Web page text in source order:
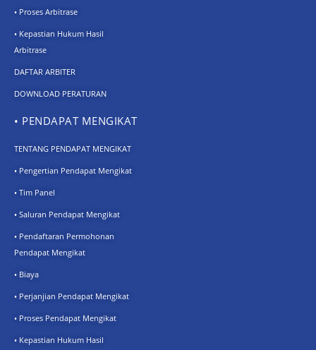
• Proses Arbitrase
• Kepastian Hukum Hasil
Arbitrase
DAFTAR ARBITER
DOWNLOAD PERATURAN
• PENDAPAT MENGIKAT
TENTANG PENDAPAT MENGIKAT
• Pengertian Pendapat Mengikat
• Tim Panel
• Saluran Pendapat Mengikat
• Pendaftaran Permohonan
Pendapat Mengikat
• Biaya
• Perjanjian Pendapat Mengikat
• Proses Pendapat Mengikat
• Kepastian Hukum Hasil